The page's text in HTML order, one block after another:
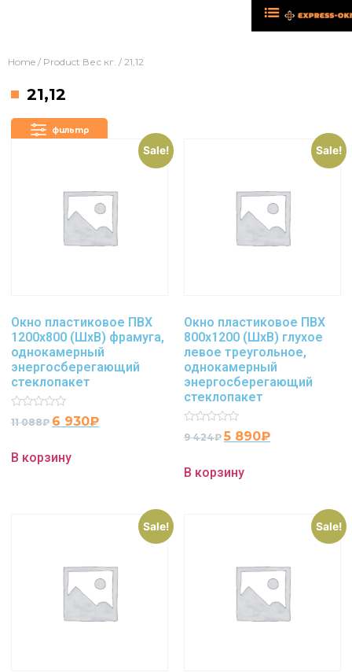
Home / Product Вес кг. / 21,12
21,12
фильтр
Sale!
Окно пластиковое ПВХ
1200х800 (ШхВ) фрамуга,
однокамерный
энергосберегающий
стеклопакет
Rated
0
5
11 088₽ 6 930₽
В корзину
Sale!
Окно пластиковое ПВХ
800х1200 (ШхВ) глухое
левое треугольное,
однокамерный
энергосберегающий
стеклопакет
Rated
0
5
9 424₽ 5 890₽
В корзину
Sale! Sale!